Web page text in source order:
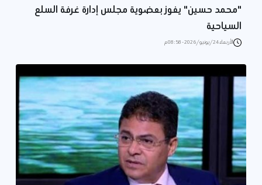
"محمد حسين" يفوز بعضوية مجلس إدارة غرفة السلع
السياحية
الأربعاء 24/يونيو/2026 - 08:58 م